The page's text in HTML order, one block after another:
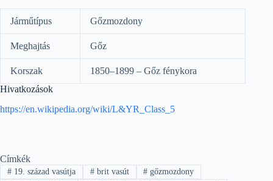
Járműtípus Gőzmozdony
Meghajtás Gőz
Korszak
1850–1899 – Gőz fénykora
Hivatkozások
https://en.wikipedia.org/wiki/L&YR_Class_5
Címkék
#19. század vasútja #brit vasút # gőzmozdony